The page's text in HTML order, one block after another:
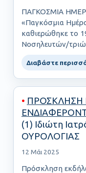
ΠΑΓΚΟΣΜΙΑ
«Παγκόσμια
καθιερώθηκε το
Νοσηλευτών/
Διαβάστε
• ΠΡΟΣΚΛΗΣΗ
(1) Ιδιώτη
ΟΥΡΟΛΟΓΙΑΣ
12 Μάι 2025
Πρόσκληση